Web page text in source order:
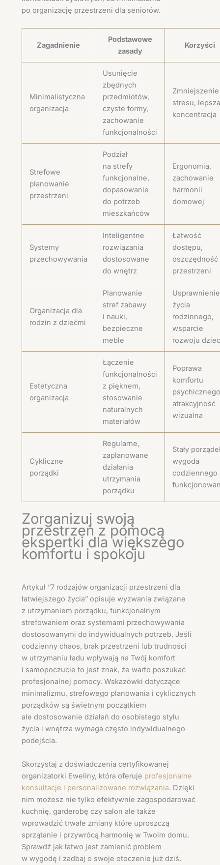
po organizację przestrzeni dla seniorów.
Zagadnienie
Podstawowe
zasady
Korzyści
Minimalistyczna
organizacja
Usunięcie
zbędnych
przedmiotów,
czyste formy,
zachowanie
funkcjonalności
Zmniejszenie
stresu, lepsza
koncentracja
Strefowe
planowanie
przestrzeni
Podział
na strefy
funkcjonalne,
dopasowanie
do potrzeb
mieszkańców
Ergonomia,
zachowanie
harmonii
domowej
Systemy
przechowywania
Inteligentne
rozwiązania
dostosowane
do wnętrz
Łatwość
dostępu,
oszczędność
przestrzeni
Organizacja dla
rodzin z dziećmi
Planowanie
stref zabawy
i nauki,
bezpieczne
meble
Usprawnienie
życia
rodzinnego,
wsparcie
rozwoju
Estetyczna
organizacja
Łączenie
funkcjonalności
z pięknem,
stosowanie
naturalnych
materiałów
Poprawa
komfortu
atrakcyjność
wizualna
Cykliczne
porządki
Regularne,
zaplanowane
działania
utrzymania
porządku
Stały
wygoda
codziennego
Zorganizuj swoją
przestrzeń z pomocą
ekspertki dla większego
komfortu i spokoju
Artykuł “7 rodzajów organizacji przestrzeni dla
łatwiejszego życia” opisuje wyzwania związane
z utrzymaniem porządku, funkcjonalnym
strefowaniem oraz systemami przechowywania
dostosowanymi do indywidualnych potrzeb. Jeśli
codzienny chaos, brak przestrzeni lub trudności
w utrzymaniu ładu wpływają na Twój komfort
i samopoczucie to jest znak, że warto poszukać
profesjonalnej pomocy. Wskazówki dotyczące
minimalizmu, strefowego planowania i cyklicznych
porządków są świetnym początkiem
ale dostosowanie działań do osobistego stylu
życia i wnętrza wymaga często indywidualnego
podejścia.
Skorzystaj z doświadczenia certyfikowanej
organizatorki Eweliny, która oferuje profesjonalne
konsultacje i personalizowane rozwiązania. Dzięki
nim możesz nie tylko efektywnie zagospodarować
kuchnię, garderobę czy salon ale także
wprowadzić trwałe zmiany które uproszczą
sprzątanie i przywrócą harmonię w Twoim domu.
Sprawdź jak łatwo jest zamienić problem
w wygodę i zadbaj o swoje otoczenie już dziś.